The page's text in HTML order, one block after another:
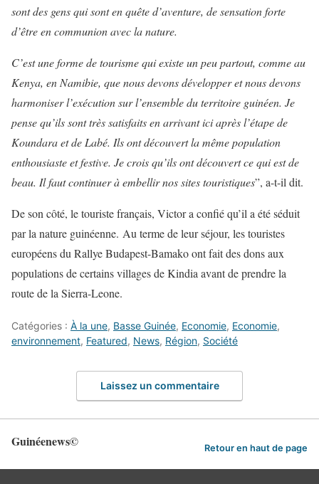
sont des gens qui sont en quête d’aventure, de sensation forte
d’être en communion avec la nature.
C’est une forme de tourisme qui existe un peu partout, comme au
Kenya, en Namibie, que nous devons développer et nous devons
harmoniser l’exécution sur l’ensemble du territoire guinéen. Je
pense qu’ils sont très satisfaits en arrivant ici après l’étape de
Koundara et de Labé. Ils ont découvert la même population
enthousiaste et festive. Je crois qu’ils ont découvert ce qui est de
beau. Il faut continuer à embellir nos sites touristiques”, a-t-il dit.
De son côté, le touriste français, Victor a confié qu’il a été séduit
par la nature guinéenne. Au terme de leur séjour, les touristes
européens du Rallye Budapest-Bamako ont fait des dons aux
populations de certains villages de Kindia avant de prendre la
route de la Sierra-Leone.
Catégories : À la une, Basse Guinée, Economie, Economie,
environnement, Featured, News, Région, Société
Laissez un commentaire
Guinéenews© Retour en haut de page